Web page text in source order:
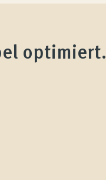
optimiert.